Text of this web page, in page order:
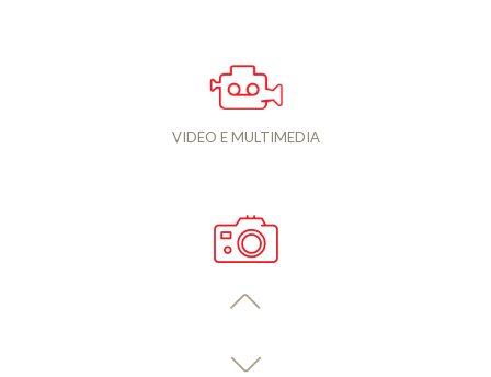
VIDEO E MULTIMEDIA